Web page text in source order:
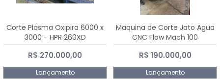
Corte Plasma Oxipira 6000 x
3000 - HPR 260XD
R$ 270.000,00
Lançamento
Maquina de Corte Jato Agua
CNC Flow Mach 100
R$ 190.000,00
Lançamento